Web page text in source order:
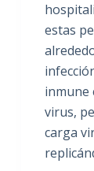
estas
inmune
virus,
carga